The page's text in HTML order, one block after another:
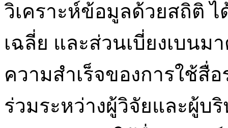
วิเคราะห์ข้อมูลด้วยสถิติ
เฉลี่ย และส่วนเบี่ยงเบน
ความสำเร็จของการใช้สื่
ร่วมระหว่างผู้วิจัยและผู้บ